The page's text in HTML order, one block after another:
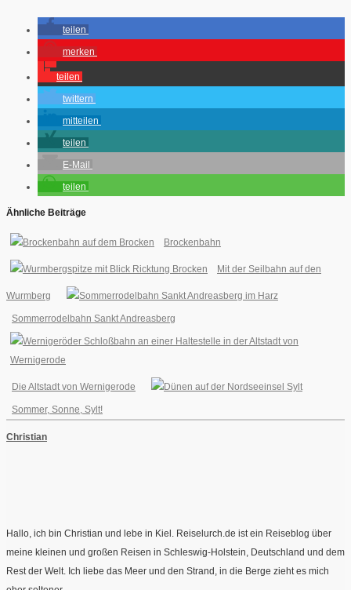
teilen
merken
teilen
twittern
mitteilen
teilen
E-Mail
teilen
Ähnliche Beiträge
Brockenbahn
Mit der Seilbahn auf den
Wurmberg
Sommerrodelbahn Sankt Andreasberg
Die Altstadt von Wernigerode
Sommer, Sonne, Sylt!
Christian
Hallo, ich bin Christian und lebe in Kiel. Reiselurch.de ist ein Reiseblog über
meine kleinen und großen Reisen in Schleswig-Holstein, Deutschland und dem
Rest der Welt. Ich liebe das Meer und den Strand, in die Berge zieht es mich